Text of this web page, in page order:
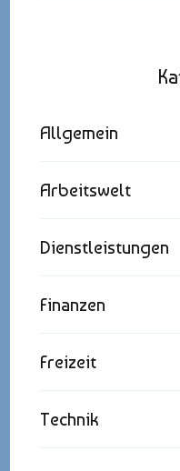
Allgemein
Arbeitswelt
Dienstleistungen
Finanzen
Freizeit
Technik